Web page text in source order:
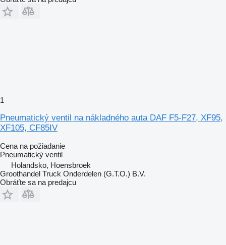
1
Pneumatický ventil na nákladného auta DAF F5-F27, XF95,
XF105, CF85IV
Cena na požiadanie
Pneumatický ventil
Holandsko, Hoensbroek
Groothandel Truck Onderdelen (G.T.O.) B.V.
Obráťte sa na predajcu